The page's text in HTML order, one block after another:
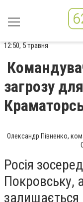
12:50, 5 травня
загрозу
Олександр Півненко,
Росія
Покровську,
залишається